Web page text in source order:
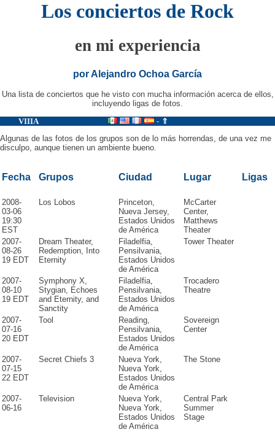
Los conciertos de Rock
en mi experiencia
por Alejandro Ochoa García
Una lista de conciertos que he visto con mucha información acerca de ellos,
incluyendo ligas de fotos.
VIIIA
- ⇑
Algunas de las fotos de los grupos son de lo más horrendas, de una vez me
disculpo, aunque tienen un ambiente bueno.
Fecha Grupos Ciudad Lugar Ligas
2008-
03-06
19:30
EST
Los Lobos
Princeton,
Nueva Jersey,
Estados Unidos
de América
McCarter
Center,
Matthews
Theater
2007-
08-26
19 EDT
Dream Theater,
Redemption, Into
Eternity
Filadelfia,
Pensilvania,
Estados Unidos
de América
Tower Theater
2007-
08-10
19 EDT
Symphony X,
Stygian, Echoes
and Eternity, and
Sanctity
Filadelfia,
Pensilvania,
Estados Unidos
de América
Trocadero
Theatre
2007-
07-16
20 EDT
Tool
Reading,
Pensilvania,
Estados Unidos
de América
Sovereign
Center
2007-
07-15
22 EDT
Secret Chiefs 3
Nueva York,
Nueva York,
Estados Unidos
de América
The Stone
2007-
06-16
Television
Nueva York,
Nueva York,
Estados Unidos
de América
Central Park
Summer
Stage